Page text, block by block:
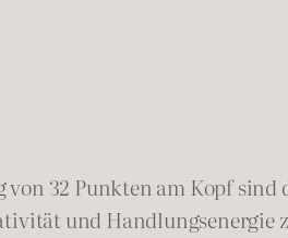
32 Punkten am Kopf
und Handlungsenergie